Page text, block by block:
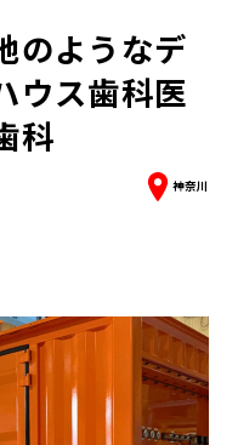
のようなデ
ウス歯科医
科
神奈川